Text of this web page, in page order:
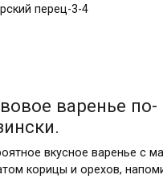
перец-3-4
варенье по-
вкусное варенье с
корицы и орехов,